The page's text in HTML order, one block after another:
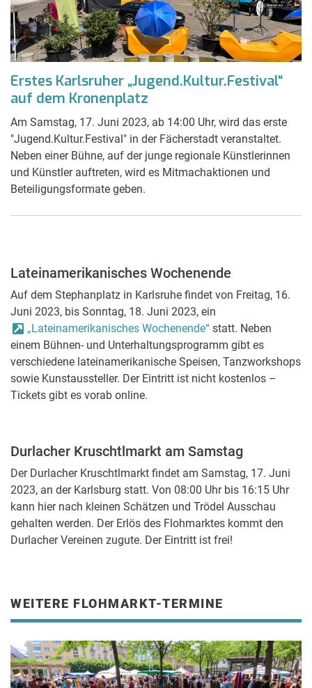
Erstes Karlsruher „Jugend.Kultur.Festival“
auf dem Kronenplatz
Am Samstag, 17. Juni 2023, ab 14:00 Uhr, wird das erste
"Jugend.Kultur.Festival" in der Fächerstadt veranstaltet.
Neben einer Bühne, auf der junge regionale Künstlerinnen
und Künstler auftreten, wird es Mitmachaktionen und
Beteiligungsformate geben.
Lateinamerikanisches Wochenende
Auf dem Stephanplatz in Karlsruhe findet von Freitag, 16.
Juni 2023, bis Sonntag, 18. Juni 2023, ein
„Lateinamerikanisches Wochenende“ statt. Neben
einem Bühnen- und Unterhaltungsprogramm gibt es
verschiedene lateinamerikanische Speisen, Tanzworkshops
sowie Kunstaussteller. Der Eintritt ist nicht kostenlos –
Tickets gibt es vorab online.
Durlacher Kruschtlmarkt am Samstag
Der Durlacher Kruschtlmarkt findet am Samstag, 17. Juni
2023, an der Karlsburg statt. Von 08:00 Uhr bis 16:15 Uhr
kann hier nach kleinen Schätzen und Trödel Ausschau
gehalten werden. Der Erlös des Flohmarktes kommt den
Durlacher Vereinen zugute. Der Eintritt ist frei!
WEITERE FLOHMARKT-TERMINE